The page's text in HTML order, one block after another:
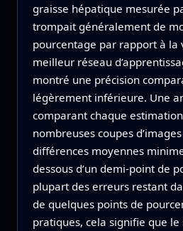
graisse hépatique mesurée
trompait généralement de
pourcentage par rapport à la
meilleur réseau
montré une précision
légèrement inférieure. Une
comparant chaque
nombreuses coupes
différences moyennes
dessous d’un demi-point de
plupart des erreurs restant
de quelques points de
pratiques, cela signifie que le